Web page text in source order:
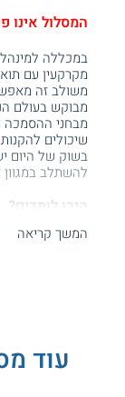
המסלול אינו
במכללה
מקרקעין עם
משולב זה
מבוקש בעולם
מבחני ההסמכה
שיכולים
בשוק של היום
להשתלב
היכן לומדים?
המסלול המשלב
השמאים
בלימודים
המשך קריאה
עוד